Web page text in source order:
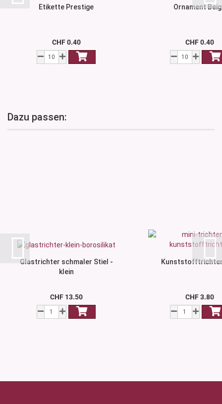
Etikette Prestige
CHF 0.40
Ornament
CHF 0.40
Dazu passen:
Glastrichter schmaler Stiel -
klein
CHF 13.50 CHF 3.80